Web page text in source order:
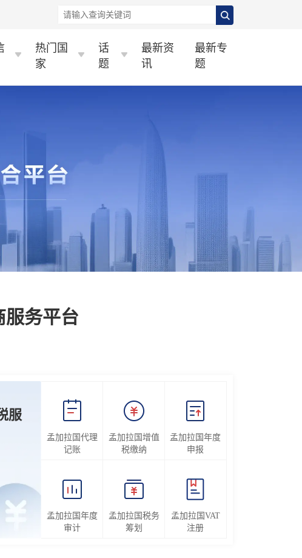
热门国
家
话
题
最新资
讯
最新专
题
服务平台
服
孟加拉国代理
记账
孟加拉国增值
税缴纳
孟加拉国年度
申报
孟加拉国年度
审计
孟加拉国税务
筹划
孟加拉国VAT
注册